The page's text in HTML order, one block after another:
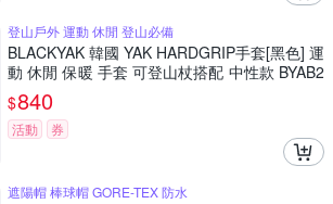
登山戶外 運動 休閒 登山必備
BLACKYAK 韓國 YAK HARDGRIP手套[黑色] 運
動 休閒 保暖 手套 可登山杖搭配 中性款 BYAB2
NAN01
$840
活動 券
遮陽帽 棒球帽 GORE-TEX 防水